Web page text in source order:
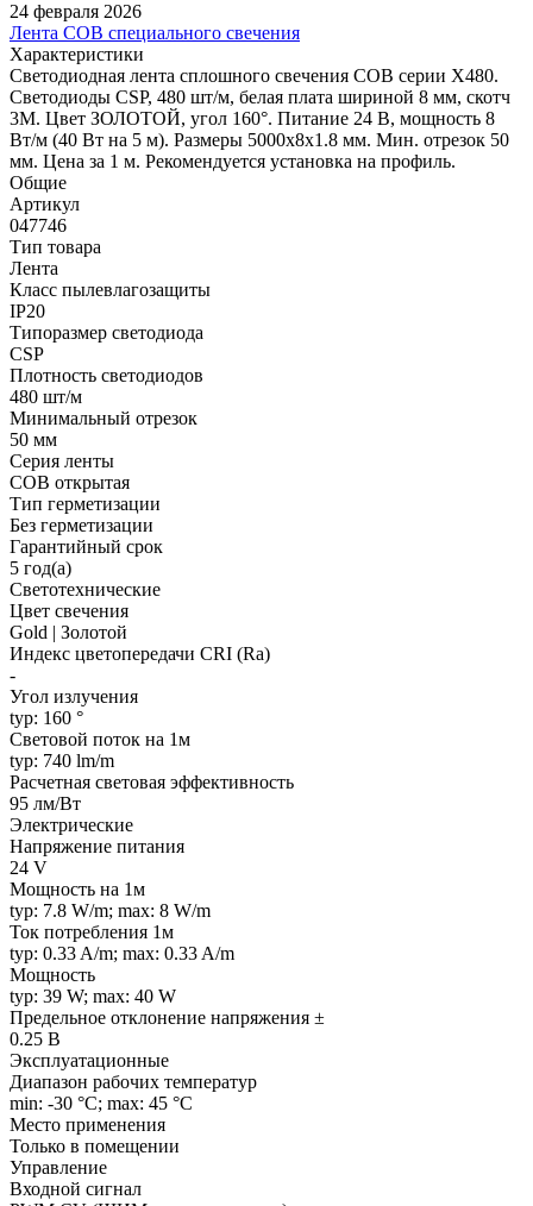
24 февраля 2026
Лента COB специального свечения
Характеристики
Светодиодная лента сплошного свечения COB серии X480.
Светодиоды CSP, 480 шт/м, белая плата шириной 8 мм, скотч
3M. Цвет ЗОЛОТОЙ, угол 160°. Питание 24 В, мощность 8
Вт/м (40 Вт на 5 м). Размеры 5000х8х1.8 мм. Мин. отрезок 50
мм. Цена за 1 м. Рекомендуется установка на профиль.
Общие
Артикул
047746
Тип товара
Лента
Класс пылевлагозащиты
IP20
Типоразмер светодиода
CSP
Плотность светодиодов
480 шт/м
Минимальный отрезок
50 мм
Серия ленты
COB открытая
Тип герметизации
Без герметизации
Гарантийный срок
5 год(а)
Светотехнические
Цвет свечения
Gold | Золотой
Индекс цветопередачи CRI (Ra)
-
Угол излучения
typ: 160 °
Световой поток на 1м
typ: 740 lm/m
Расчетная световая эффективность
95 лм/Вт
Электрические
Напряжение питания
24 V
Мощность на 1м
typ: 7.8 W/m; max: 8 W/m
Ток потребления 1м
typ: 0.33 A/m; max: 0.33 A/m
Мощность
typ: 39 W; max: 40 W
Предельное отклонение напряжения ±
0.25 В
Эксплуатационные
Диапазон рабочих температур
min: -30 °C; max: 45 °C
Место применения
Только в помещении
Управление
Входной сигнал